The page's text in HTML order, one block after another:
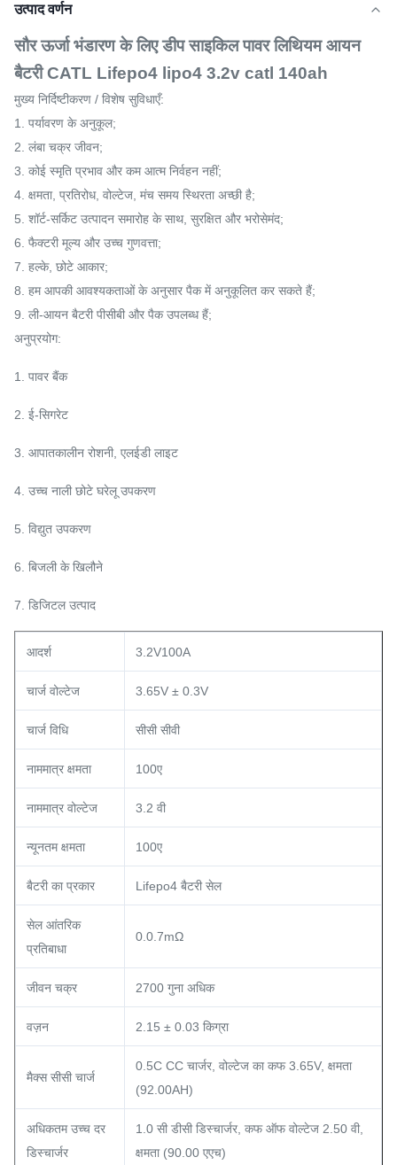
उत्पाद वर्णन
सौर ऊर्जा भंडारण के लिए डीप साइकिल पावर लिथियम आयन
बैटरी CATL Lifepo4 lipo4 3.2v catl 140ah
मुख्य निर्दिष्टीकरण / विशेष सुविधाएँ:
1. पर्यावरण के अनुकूल;
2. लंबा चक्र जीवन;
3. कोई स्मृति प्रभाव और कम आत्म निर्वहन नहीं;
4. क्षमता, प्रतिरोध, वोल्टेज, मंच समय स्थिरता अच्छी है;
5. शॉर्ट-सर्किट उत्पादन समारोह के साथ, सुरक्षित और भरोसेमंद;
6. फैक्टरी मूल्य और उच्च गुणवत्ता;
7. हल्के, छोटे आकार;
8. हम आपकी आवश्यकताओं के अनुसार पैक में अनुकूलित कर सकते हैं;
9. ली-आयन बैटरी पीसीबी और पैक उपलब्ध हैं;
अनुप्रयोग:
1. पावर बैंक
2. ई-सिगरेट
3. आपातकालीन रोशनी, एलईडी लाइट
4. उच्च नाली छोटे घरेलू उपकरण
5. विद्युत उपकरण
6. बिजली के खिलौने
7. डिजिटल उत्पाद
आदर्श 3.2V100A
चार्ज वोल्टेज 3.65V ± 0.3V
चार्ज विधि सीसी सीवी
नाममात्र क्षमता 100ए
नाममात्र वोल्टेज 3.2 वी
न्यूनतम क्षमता 100ए
बैटरी का प्रकार Lifepo4 बैटरी सेल
सेल आंतरिक
प्रतिबाधा
0.0.7mΩ
जीवन चक्र 2700 गुना अधिक
वज़न 2.15 ± 0.03 किग्रा
मैक्स सीसी चार्ज
0.5C CC चार्जर, वोल्टेज का कफ 3.65V, क्षमता
(92.00AH)
अधिकतम उच्च दर
डिस्चार्जर
1.0 सी डीसी डिस्चार्जर, कफ ऑफ वोल्टेज 2.50 वी,
क्षमता (90.00 एएच)